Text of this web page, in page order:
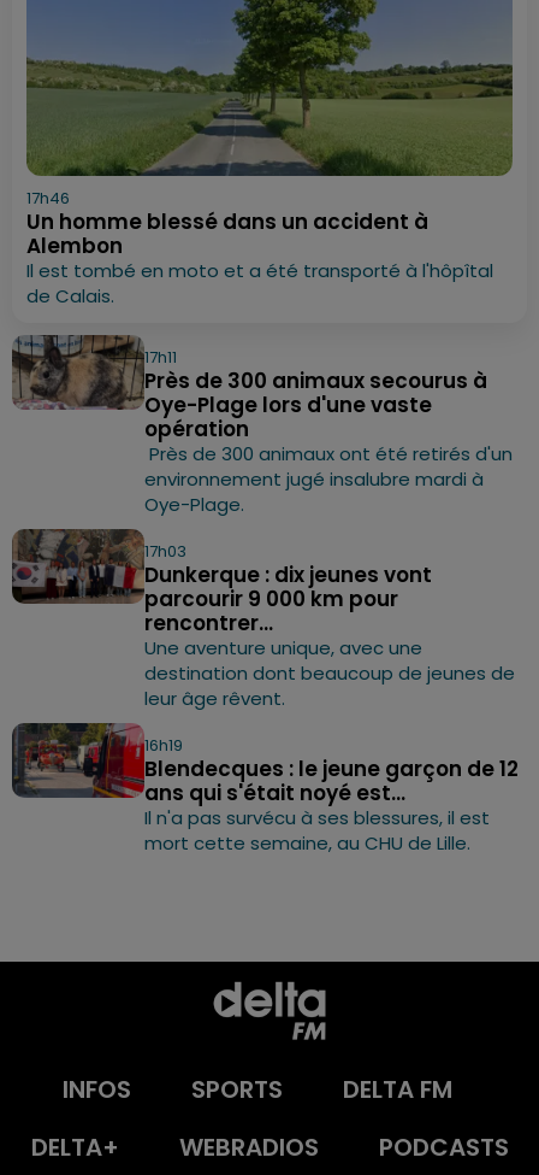
17h46
Un homme blessé dans un accident à
Alembon
Il est tombé en moto et a été transporté à l'hôpîtal
de Calais.
17h11
Près de 300 animaux secourus à
Oye-Plage lors d'une vaste
opération
Près de 300 animaux ont été retirés d'un
environnement jugé insalubre mardi à
Oye-Plage.
17h03
Dunkerque : dix jeunes vont
parcourir 9 000 km pour
rencontrer...
Une aventure unique, avec une
destination dont beaucoup de jeunes de
leur âge rêvent.
16h19
Blendecques : le jeune garçon de 12
ans qui s'était noyé est...
Il n'a pas survécu à ses blessures, il est
mort cette semaine, au CHU de Lille.
INFOS SPORTS
DELTA FM
DELTA+
WEBRADIOS PODCASTS